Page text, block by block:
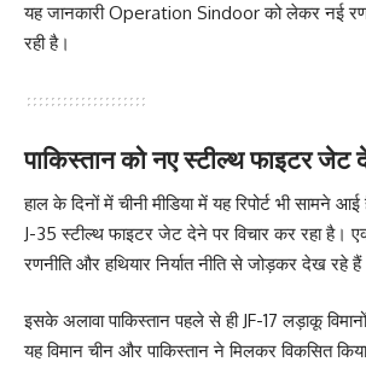
यह जानकारी Operation Sindoor को लेकर नई
रही है।
पाकिस्तान को नए स्टील्थ फाइटर जेट
हाल के दिनों में चीनी मीडिया में यह रिपोर्ट भी सामने
J-35 स्टील्थ फाइटर जेट देने पर विचार कर रहा है।
रणनीति और हथियार निर्यात नीति से जोड़कर देख रहे
इसके अलावा पाकिस्तान पहले से ही JF-17 लड़ाकू
यह विमान चीन और पाकिस्तान ने मिलकर विकसित